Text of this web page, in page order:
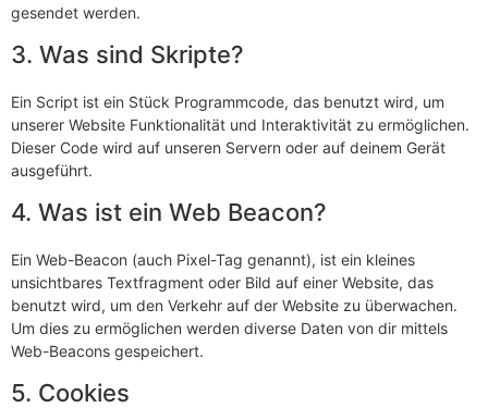
gesendet werden.
3. Was sind Skripte?
Ein Script ist ein Stück Programmcode, das benutzt wird, um
unserer Website Funktionalität und Interaktivität zu ermöglichen.
Dieser Code wird auf unseren Servern oder auf deinem Gerät
ausgeführt.
4. Was ist ein Web Beacon?
Ein Web-Beacon (auch Pixel-Tag genannt), ist ein kleines
unsichtbares Textfragment oder Bild auf einer Website, das
benutzt wird, um den Verkehr auf der Website zu überwachen.
Um dies zu ermöglichen werden diverse Daten von dir mittels
Web-Beacons gespeichert.
5. Cookies